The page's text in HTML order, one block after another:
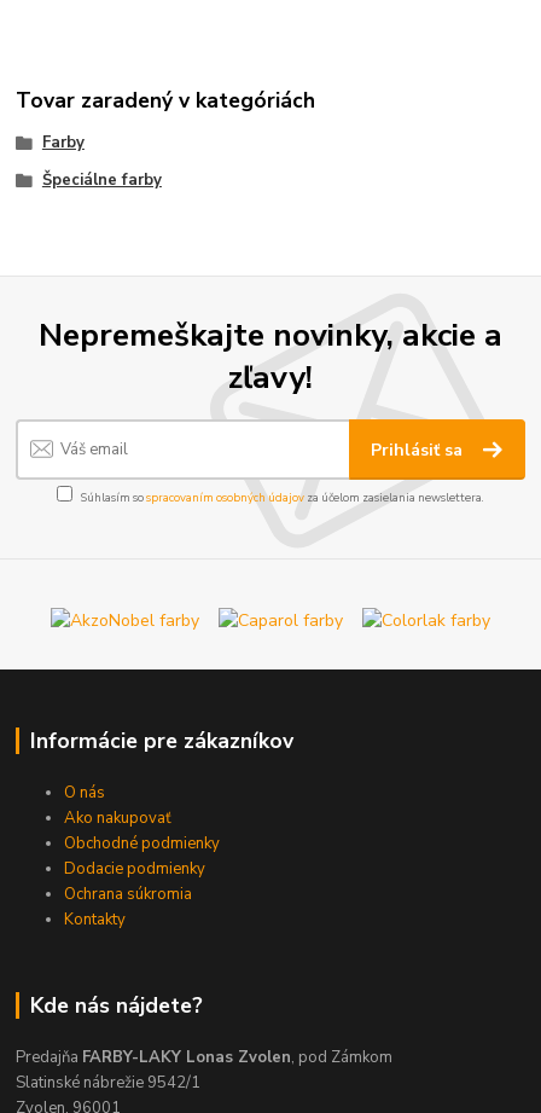
Tovar zaradený v kategóriách
Farby
Špeciálne farby
Nepremeškajte novinky, akcie a
zľavy!
Prihlásiť sa
Súhlasím sospracovaním osobných údajov za účelom zasielania newslettera.
Informácie pre zákazníkov
O nás
Ako nakupovať
Obchodné podmienky
Dodacie podmienky
Ochrana súkromia
Kontakty
Kde nás nájdete?
Predajňa FARBY-LAKY Lonas Zvolen, pod Zámkom
Slatinské nábrežie 9542/1
Zvolen, 96001